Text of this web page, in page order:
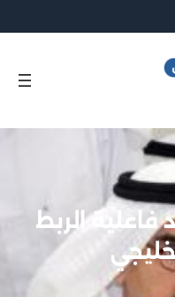
فاعلية الربط